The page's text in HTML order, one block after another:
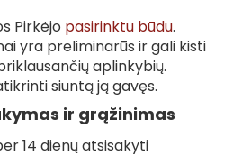
Pirkėjo pasirinktu būdu.
yra preliminarūs ir gali kisti
aplinkybių.
siuntą ją gavęs.
ir grąžinimas
14 dienų atsisakyti